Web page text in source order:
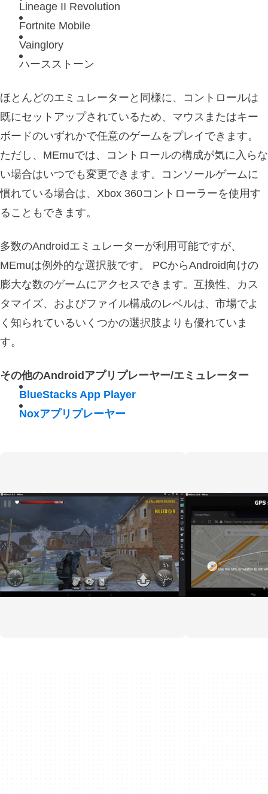
Lineage II Revolution
Fortnite Mobile
Vainglory
ハースストーン
ほとんどのエミュレーターと同様に、コントロールは
既にセットアップされているため、マウスまたはキー
ボードのいずれかで任意のゲームをプレイできます。
ただし、MEmuでは、コントロールの構成が気に入らな
い場合はいつでも変更できます。コンソールゲームに
慣れている場合は、Xbox 360コントローラーを使用す
ることもできます。
多数のAndroidエミュレーターが利用可能ですが、
MEmuは例外的な選択肢です。 PCからAndroid向けの
膨大な数のゲームにアクセスできます。互換性、カス
タマイズ、およびファイル構成のレベルは、市場でよ
く知られているいくつかの選択肢よりも優れていま
す。
その他のAndroidアプリプレーヤー/エミュレーター
BlueStacks App Player
Noxアプリプレーヤー